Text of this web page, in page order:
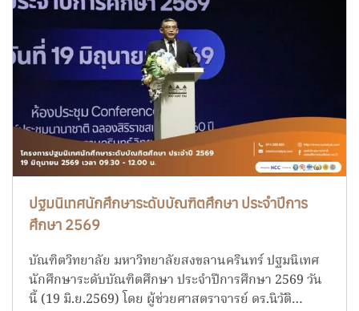
ปฐมนิเทศนักศึกษาระดับบัณฑิตศึกษา ประจำปีการ
ศึกษา 2569
บัณฑิตวิทยาลัย มหาวิทยาลัยสงขลานครินทร์ ปฐมนิเทศ
นักศึกษาระดับบัณฑิตศึกษา ประจำปีการศึกษา 2569 วัน
นี้ (19 มิ.ย.2569) โดย ผู้ช่วยศาสตราจารย์ ดร.นิวัติ…